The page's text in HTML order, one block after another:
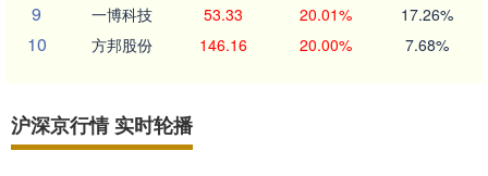
9 一博科技 53.33 20.01% 17.26%
10 方邦股份 146.16 20.00% 7.68%
沪深京行情 实时轮播